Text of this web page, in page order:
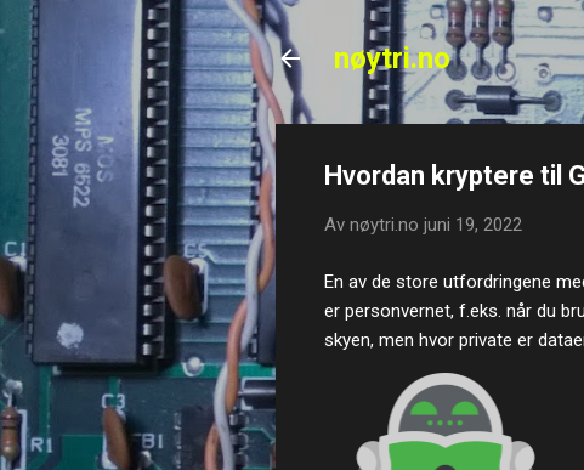
nøytri.no
Hvordan kryptere til
Av nøytri.no juni 19, 2022
En av de store utfordringene
er personvernet, f.eks. når du
skyen, men hvor private er